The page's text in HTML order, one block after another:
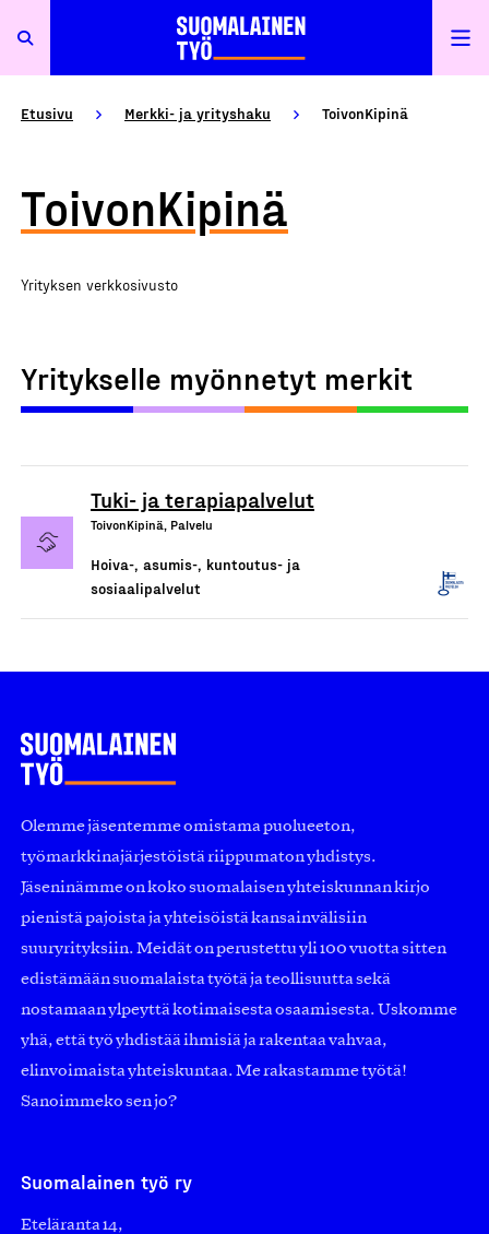
Etusivu Merkki- ja yrityshaku ToivonKipinä
ToivonKipinä
Yrityksen verkkosivusto
Yritykselle myönnetyt merkit
Tuki- ja terapiapalvelut
ToivonKipinä, Palvelu
Hoiva-, asumis-, kuntoutus- ja
sosiaalipalvelut
Olemme jäsentemme omistama puolueeton,
työmarkkinajärjestöistä riippumaton yhdistys.
Jäseninämme on koko suomalaisen yhteiskunnan kirjo
pienistä pajoista ja yhteisöistä kansainvälisiin
suuryrityksiin. Meidät on perustettu yli 100 vuotta sitten
edistämään suomalaista työtä ja teollisuutta sekä
nostamaan ylpeyttä kotimaisesta osaamisesta. Uskomme
yhä, että työ yhdistää ihmisiä ja rakentaa vahvaa,
elinvoimaista yhteiskuntaa. Me rakastamme työtä!
Sanoimmeko sen jo?
Suomalainen työ ry
Eteläranta 14,